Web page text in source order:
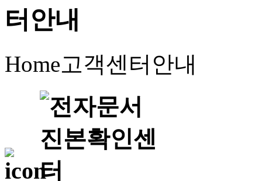
Home고객센터안내